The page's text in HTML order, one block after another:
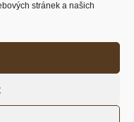
stránek a našich
stránek Kutná